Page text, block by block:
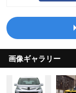
画像ギャラリー